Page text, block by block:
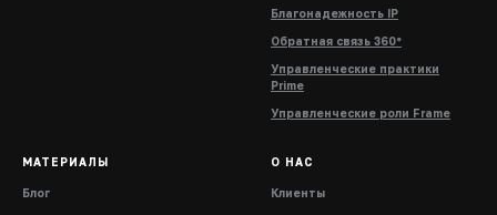
Благонадежность IP
Обратная связь 360°
Управленческие практики
Prime
Управленческие роли Frame
МАТЕРИАЛЫ
Блог
О НАС
Клиенты